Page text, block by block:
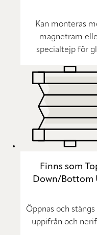
Kan monteras
magnetram
specialtejp för
Finns som
Down/Bottom
Öppnas och stängs
uppifrån och